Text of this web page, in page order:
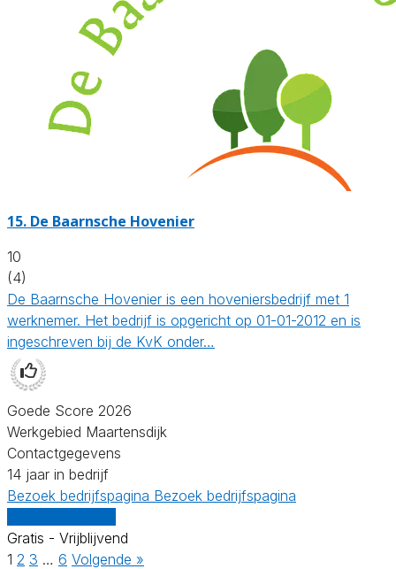
15. De Baarnsche Hovenier
10
(4)
De Baarnsche Hovenier is een hoveniersbedrijf met 1
werknemer. Het bedrijf is opgericht op 01-01-2012 en is
ingeschreven bij de KvK onder…
Goede Score 2026
Werkgebied Maartensdijk
Contactgegevens
14 jaar in bedrijf
Bezoek bedrijfspagina Bezoek bedrijfspagina
Gratis - Vrijblijvend
1 2 3 … 6 Volgende »